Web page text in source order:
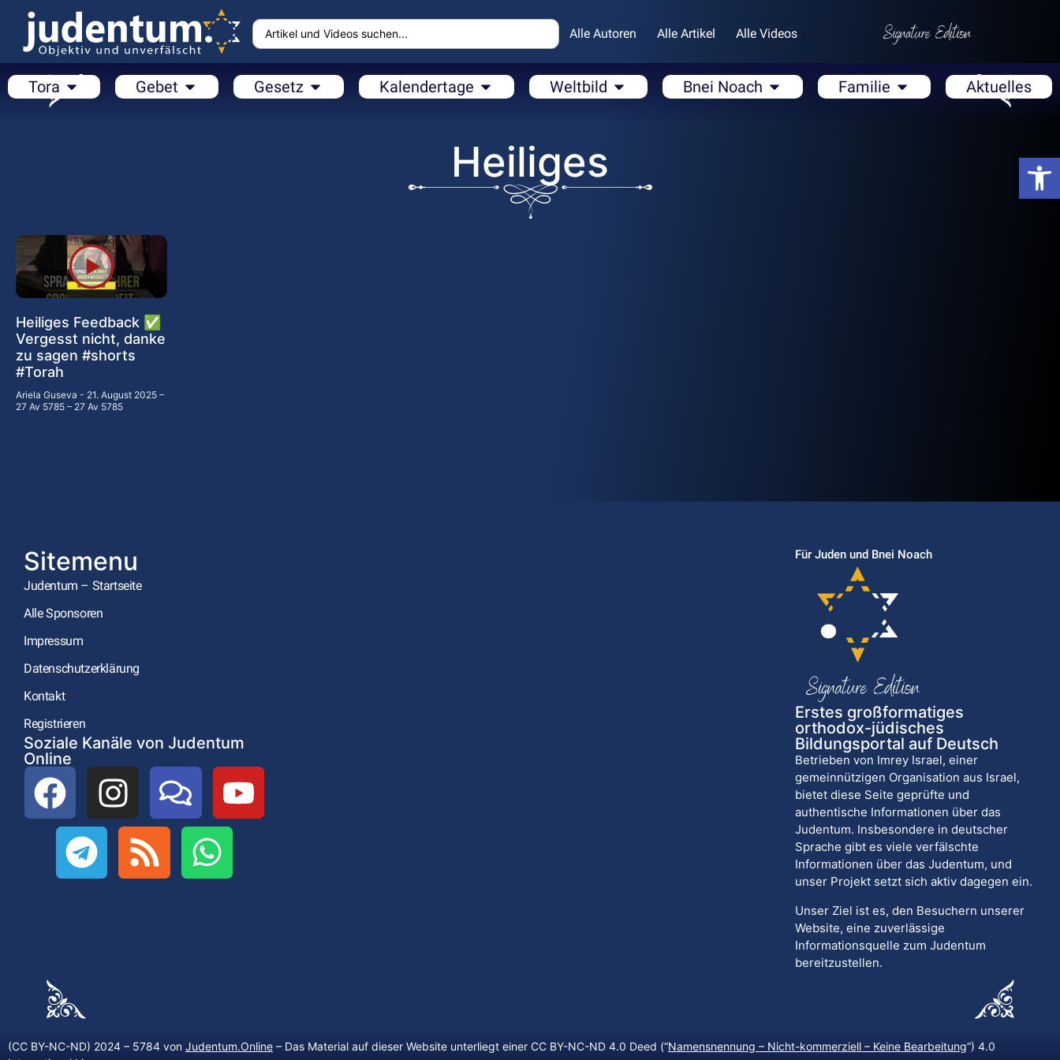
Alle Autoren Alle Artikel Alle Videos
Tora Gebet Gesetz Kalendertage Weltbild Bnei Noach Familie Aktuelles
Heiliges
Heiliges Feedback ✅
Vergesst nicht, danke
zu sagen #shorts
#Torah
Ariela Guseva
21. August 2025 –
27 Av 5785 – 27 Av 5785
Sitemenu
Judentum – Startseite
Alle Sponsoren
Impressum
Datenschutzerklärung
Kontakt
Registrieren
Soziale Kanäle von Judentum
Online
Für Juden und Bnei Noach
Erstes großformatiges
orthodox-jüdisches
Bildungsportal auf Deutsch
Betrieben von Imrey Israel, einer
gemeinnützigen Organisation aus Israel,
bietet diese Seite geprüfte und
authentische Informationen über das
Judentum. Insbesondere in deutscher
Sprache gibt es viele verfälschte
Informationen über das Judentum, und
unser Projekt setzt sich aktiv dagegen ein.
Unser Ziel ist es, den Besuchern unserer
Website, eine zuverlässige
Informationsquelle zum Judentum
bereitzustellen.
(CC BY-NC-ND) 2024 – 5784 von Judentum.Online – Das Material auf dieser Website unterliegt einer CC BY-NC-ND 4.0 Deed (“Namensnennung – Nicht-kommerziell – Keine Bearbeitung“) 4.0